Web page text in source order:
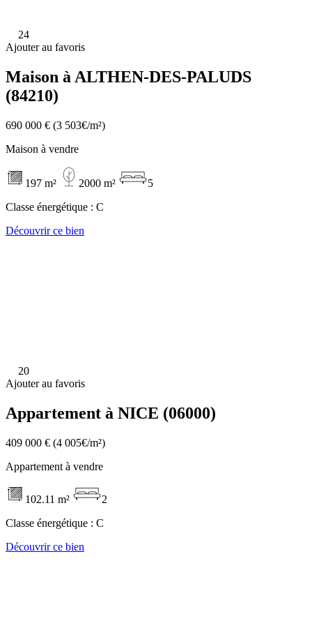
24
Ajouter au favoris
Maison à ALTHEN-DES-PALUDS
(84210)
690 000 € (3 503€/m²)
Maison à vendre
197 m² 2000 m²
5
Classe énergétique : C
Découvrir ce bien
20
Ajouter au favoris
Appartement à NICE (06000)
409 000 € (4 005€/m²)
Appartement à vendre
102.11 m²
2
Classe énergétique : C
Découvrir ce bien